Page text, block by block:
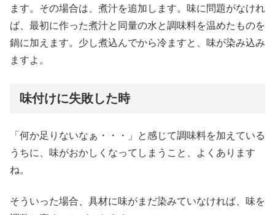
ます。その場合は、煮汁を追加します。味に問題がなけれ
ば、最初に作った煮汁と同量の水と調味料を温めたものを
鍋に加えます。少し煮込んでから冷ますと、味が染み込み
ますよ。
味付けに失敗した時
「何か足りないなぁ・・・」と感じて調味料を加えている
うちに、味がおかしくなってしまうこと、よくあります
ね。
そういった場合、具材に味がまだ染みていなければ、味を